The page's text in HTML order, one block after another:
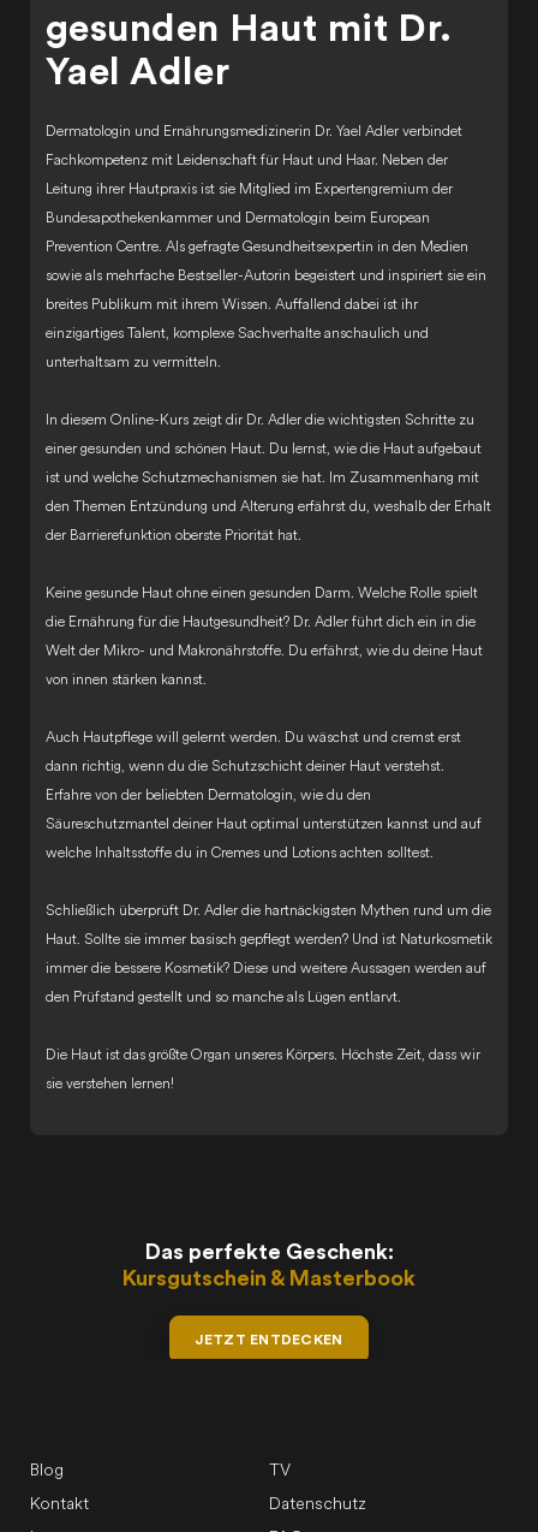
gesunden Haut mit Dr.
Yael Adler
Dermatologin und Ernährungsmedizinerin Dr. Yael Adler verbindet
Fachkompetenz mit Leidenschaft für Haut und Haar. Neben der
Leitung ihrer Hautpraxis ist sie Mitglied im Expertengremium der
Bundesapothekenkammer und Dermatologin beim European
Prevention Centre. Als gefragte Gesundheitsexpertin in den Medien
sowie als mehrfache Bestseller-Autorin begeistert und inspiriert sie ein
breites Publikum mit ihrem Wissen. Auffallend dabei ist ihr
einzigartiges Talent, komplexe Sachverhalte anschaulich und
unterhaltsam zu vermitteln.
In diesem Online-Kurs zeigt dir Dr. Adler die wichtigsten Schritte zu
einer gesunden und schönen Haut. Du lernst, wie die Haut aufgebaut
ist und welche Schutzmechanismen sie hat. Im Zusammenhang mit
den Themen Entzündung und Alterung erfährst du, weshalb der Erhalt
der Barrierefunktion oberste Priorität hat.
Keine gesunde Haut ohne einen gesunden Darm. Welche Rolle spielt
die Ernährung für die Hautgesundheit? Dr. Adler führt dich ein in die
Welt der Mikro- und Makronährstoffe. Du erfährst, wie du deine Haut
von innen stärken kannst.
Auch Hautpflege will gelernt werden. Du wäschst und cremst erst
dann richtig, wenn du die Schutzschicht deiner Haut verstehst.
Erfahre von der beliebten Dermatologin, wie du den
Säureschutzmantel deiner Haut optimal unterstützen kannst und auf
welche Inhaltsstoffe du in Cremes und Lotions achten solltest.
Schließlich überprüft Dr. Adler die hartnäckigsten Mythen rund um die
Haut. Sollte sie immer basisch gepflegt werden? Und ist Naturkosmetik
immer die bessere Kosmetik? Diese und weitere Aussagen werden auf
den Prüfstand gestellt und so manche als Lügen entlarvt.
Die Haut ist das größte Organ unseres Körpers. Höchste Zeit, dass wir
sie verstehen lernen!
Das perfekte Geschenk:
Kursgutschein & Masterbook
JETZT ENTDECKEN
Blog
TV
Kontakt
Datenschutz